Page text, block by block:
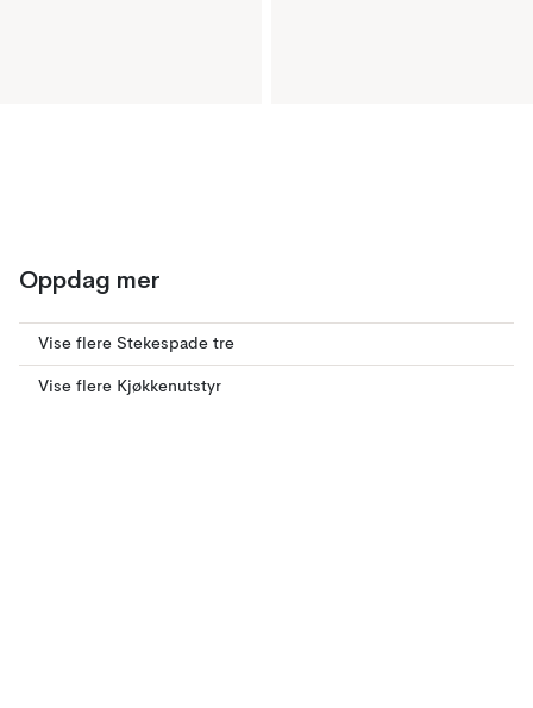
Oppdag mer
Vise flere Stekespade tre
Vise flere Kjøkkenutstyr